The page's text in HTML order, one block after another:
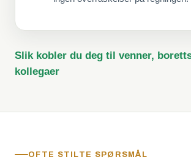
Slik kobler du deg til venner,
kollegaer
OFTE STILTE SPØRSMÅL